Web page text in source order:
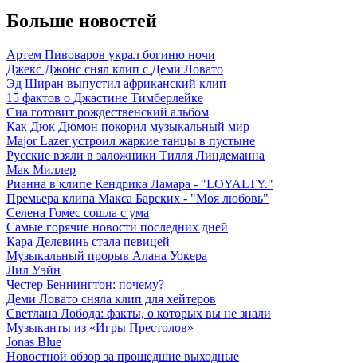
Больше новостей
Артем Пивоваров украл богиню ночи
Джекс Джонс снял клип с Деми Ловато
Эд Ширан выпустил африканский клип
15 фактов о Джастине Тимберлейке
Сиа готовит рождественский альбом
Как Дюк Дюмон покорил музыкальный мир
Major Lazer устроил жаркие танцы в пустыне
Русские взяли в заложники Тилля Линдеманна
Мак Миллер
Рианна в клипе Кендрика Ламара - "LOYALTY."
Премьера клипа Макса Барских - "Моя любовь"
Селена Гомес сошла с ума
Самые горячие новости последних дней
Кара Делевинь стала певицей
Музыкальный прорыв Алана Уокера
Лил Уэйн
Честер Беннингтон: почему?
Деми Ловато сняла клип для хейтеров
Светлана Лобода: факты, о которых вы не знали
Музыканты из «Игры Престолов»
Jonas Blue
Новостной обзор за прошедшие выходные